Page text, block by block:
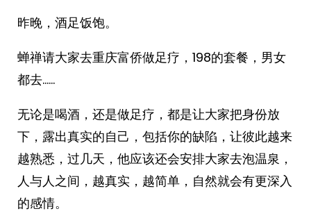
昨晚，酒足饭饱。
蝉禅请大家去重庆富侨做足疗，198的套餐，男女
都去……
无论是喝酒，还是做足疗，都是让大家把身份放
下，露出真实的自己，包括你的缺陷，让彼此越来
越熟悉，过几天，他应该还会安排大家去泡温泉，
人与人之间，越真实，越简单，自然就会有更深入
的感情。